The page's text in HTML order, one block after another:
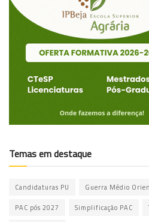
Temas em destaque
Candidaturas PU Guerra Médio
PAC pós 2027 Simplificação PAC